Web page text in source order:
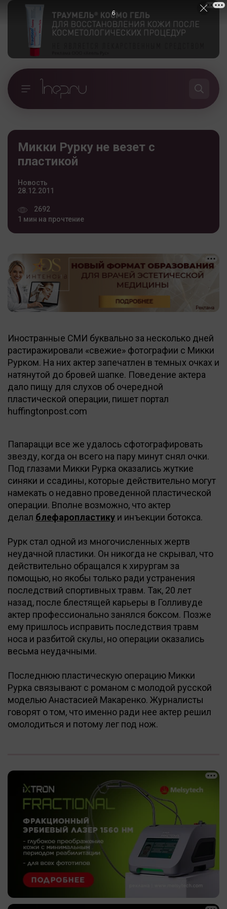
Микки Рурку не везет с
пластикой
Новость
28.12.2011
2692
1 мин на прочтение
Иностранные СМИ буквально за несколько дней
растиражировали «свежие» фотографии с Микки
Рурком. На них актер запечатлен в темных очках и
натянутой до бровей шапке. Поведение актера
дало пищу для слухов об очередной
пластической операции, пишет портал
huffingtonpost.com
Папарацци все же удалось сфотографировать
звезду, когда он всего на пару минут снял очки.
Под глазами Микки Рурка оказались жуткие
синяки и ссадины, которые действительно могут
намекать о недавно проведенной пластической
операции. Вполне возможно, что актер
делал блефаропластику и инъекции ботокса.
Рурк стал одной из многочисленных жертв
неудачной пластики. Он никогда не скрывал, что
действительно обращался к хирургам за
помощью, но якобы только ради устранения
последствий спортивных травм. Так, 20 лет
назад, после блестящей карьеры в Голливуде
актер профессионально занялся боксом. Позже
ему пришлось исправить последствия травм
носа и разбитой скулы, но операции оказались
весьма неудачными.
Последнюю пластическую операцию Микки
Рурка связывают с романом с молодой русской
моделью Анастасией Макаренко. Журналисты
говорят о том, что именно ради нее актер решил
омолодиться и потому лег под нож.
5